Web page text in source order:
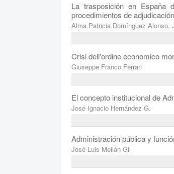
La trasposición en España
procedimientos de
Alma Patricia Domínguez Alonso,
Crisi dell'ordine economico
Giuseppe Franco Ferrari
El concepto institucional de
José Ignacio Hernández G.
Administración pública y
José Luis Meilán Gil